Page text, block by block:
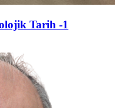
Tarih -1